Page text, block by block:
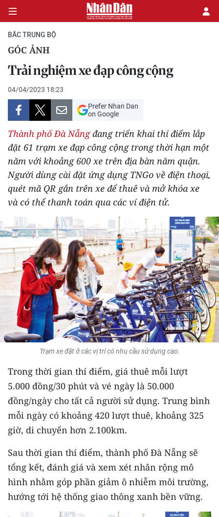
CHÍNH TRỊ
KINH TẾ
VĂN HÓA
XÃ HỘI
PHÁP LUẬT
DU LỊCH
THẾ GIỚI
THỂ THAO
GIÁO DỤC
Y TẾ
KHOA HỌC - CÔNG NGHỆ
MÔI TRƯỜNG
BẠN ĐỌC
KIỂM CHỨNG THÔNG TIN
TRI THỨC CHUYÊN SÂU
54 DÂN TỘC VIỆT NAM
MỘT SẢN PHẨM
RADIO
MEDIA CENTER
BẮC TRUNG BỘ
GÓC ẢNH
Trải nghiệm xe đạp công cộng
04/04/2023 18:23
Prefer Nhan Dan
on Google
Thành phố Đà Nẵngđang triển khai thí điểm lắp
đặt 61 trạm xe đạp công cộng trong thời hạn một
năm với khoảng 600 xe trên địa bàn năm quận.
Người dùng cài đặt ứng dụng TNGo về điện thoại,
quét mã QR gắn trên xe để thuê và mở khóa xe
và có thể thanh toán qua các ví điện tử.
Trạm xe đặt ở các vị trí có nhu cầu sử dụng cao.
Trong thời gian thí điểm, giá thuê mỗi lượt
5.000 đồng/30 phút và vé ngày là 50.000
đồng/ngày cho tất cả người sử dụng. Trung bình
mỗi ngày có khoảng 420 lượt thuê, khoảng 325
giờ, di chuyển hơn 2.100km.
Sau thời gian thí điểm, thành phố Đà Nẵng sẽ
tổng kết, đánh giá và xem xét nhân rộng mô
hình nhằm góp phần giảm ô nhiễm môi trường,
hướng tới hệ thống giao thông xanh bền vững.